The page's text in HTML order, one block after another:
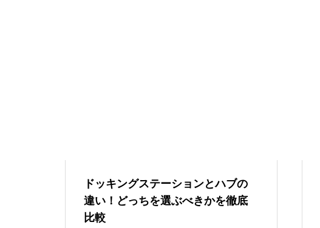
ドッキングステーションとハブの
違い！どっちを選ぶべきかを徹底
比較